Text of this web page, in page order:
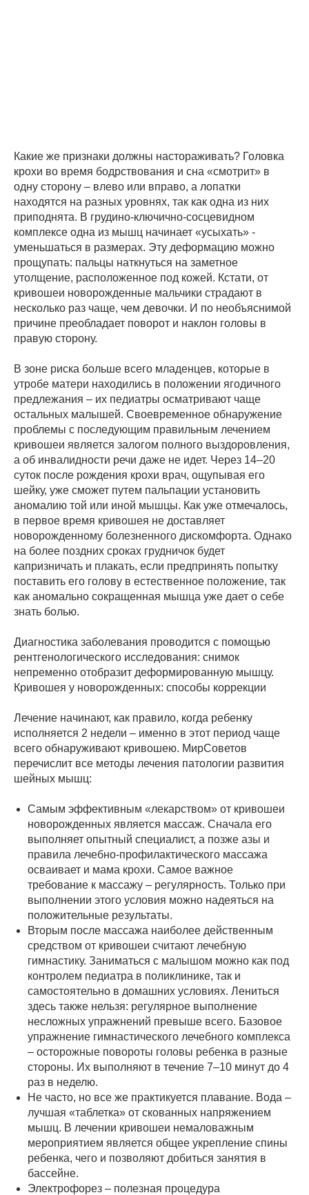
Какие же признаки должны настораживать? Головка
крохи во время бодрствования и сна «смотрит» в
одну сторону – влево или вправо, а лопатки
находятся на разных уровнях, так как одна из них
приподнята. В грудино-ключично-сосцевидном
комплексе одна из мышц начинает «усыхать» -
уменьшаться в размерах. Эту деформацию можно
прощупать: пальцы наткнуться на заметное
утолщение, расположенное под кожей. Кстати, от
кривошеи новорожденные мальчики страдают в
несколько раз чаще, чем девочки. И по необъяснимой
причине преобладает поворот и наклон головы в
правую сторону.
В зоне риска больше всего младенцев, которые в
утробе матери находились в положении ягодичного
предлежания – их педиатры осматривают чаще
остальных малышей. Своевременное обнаружение
проблемы с последующим правильным лечением
кривошеи является залогом полного выздоровления,
а об инвалидности речи даже не идет. Через 14–20
суток после рождения крохи врач, ощупывая его
шейку, уже сможет путем пальпации установить
аномалию той или иной мышцы. Как уже отмечалось,
в первое время кривошея не доставляет
новорожденному болезненного дискомфорта. Однако
на более поздних сроках грудничок будет
капризничать и плакать, если предпринять попытку
поставить его голову в естественное положение, так
как аномально сокращенная мышца уже дает о себе
знать болью.
Диагностика заболевания проводится с помощью
рентгенологического исследования: снимок
непременно отобразит деформированную мышцу.
Кривошея у новорожденных: способы коррекции
Лечение начинают, как правило, когда ребенку
исполняется 2 недели – именно в этот период чаще
всего обнаруживают кривошею. МирСoветов
перечислит все методы лечения патологии развития
шейных мышц:
Самым эффективным «лекарством» от кривошеи
новорожденных является массаж. Сначала его
выполняет опытный специалист, а позже азы и
правила лечебно-профилактического массажа
осваивает и мама крохи. Самое важное
требование к массажу – регулярность. Только при
выполнении этого условия можно надеяться на
положительные результаты.
Вторым после массажа наиболее действенным
средством от кривошеи считают лечебную
гимнастику. Заниматься с малышом можно как под
контролем педиатра в поликлинике, так и
самостоятельно в домашних условиях. Лениться
здесь также нельзя: регулярное выполнение
несложных упражнений превыше всего. Базовое
упражнение гимнастического лечебного комплекса
– осторожные повороты головы ребенка в разные
стороны. Их выполняют в течение 7–10 минут до 4
раз в неделю.
Не часто, но все же практикуется плавание. Вода –
лучшая «таблетка» от скованных напряжением
мышц. В лечении кривошеи немаловажным
мероприятием является общее укрепление спины
ребенка, чего и позволяют добиться занятия в
бассейне.
Электрофорез – полезная процедура